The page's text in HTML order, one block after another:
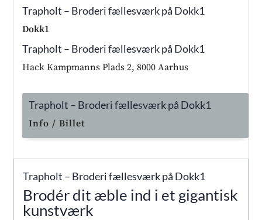
Trapholt – Broderi fællesværk på Dokk1
Dokk1
Trapholt – Broderi fællesværk på Dokk1
Hack Kampmanns Plads 2, 8000 Aarhus
Trapholt – Broderi fællesværk på Dokk1
Info / Billet
Trapholt – Broderi fællesværk på Dokk1
Brodér dit æble ind i et gigantisk
kunstværk